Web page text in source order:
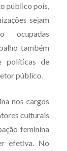
público pois,
sejam
ocupadas
também
políticas de
público.
nos cargos
culturais
feminina
efetiva. No